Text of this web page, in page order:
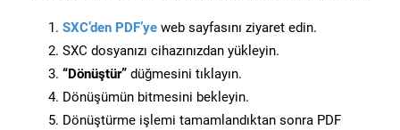
SXC’den PDF’ye web sayfasını ziyaret edin.
SXC dosyanızı cihazınızdan yükleyin.
“Dönüştür” düğmesini tıklayın.
Dönüşümün bitmesini bekleyin.
Dönüştürme işlemi tamamlandıktan sonra PDF